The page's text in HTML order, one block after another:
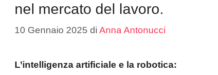
nel mercato del lavoro.
10 Gennaio 2025 di Anna Antonucci
L’intelligenza artificiale e la robotica: